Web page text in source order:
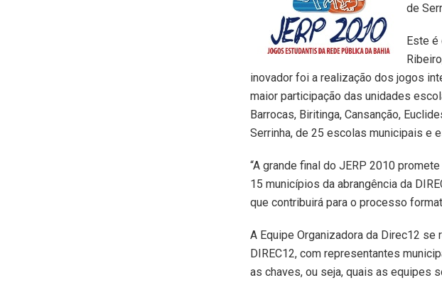
de
Este é
inovador foi a realização dos jogos
maior participação das unidades
Barrocas, Biritinga, Cansanção,
Serrinha, de 25 escolas municipais e
“A grande final do JERP 2010
15 municípios da abrangência da
que contribuirá para o processo
A Equipe Organizadora da Direc12
DIREC12, com representantes
as chaves, ou seja, quais as equipes